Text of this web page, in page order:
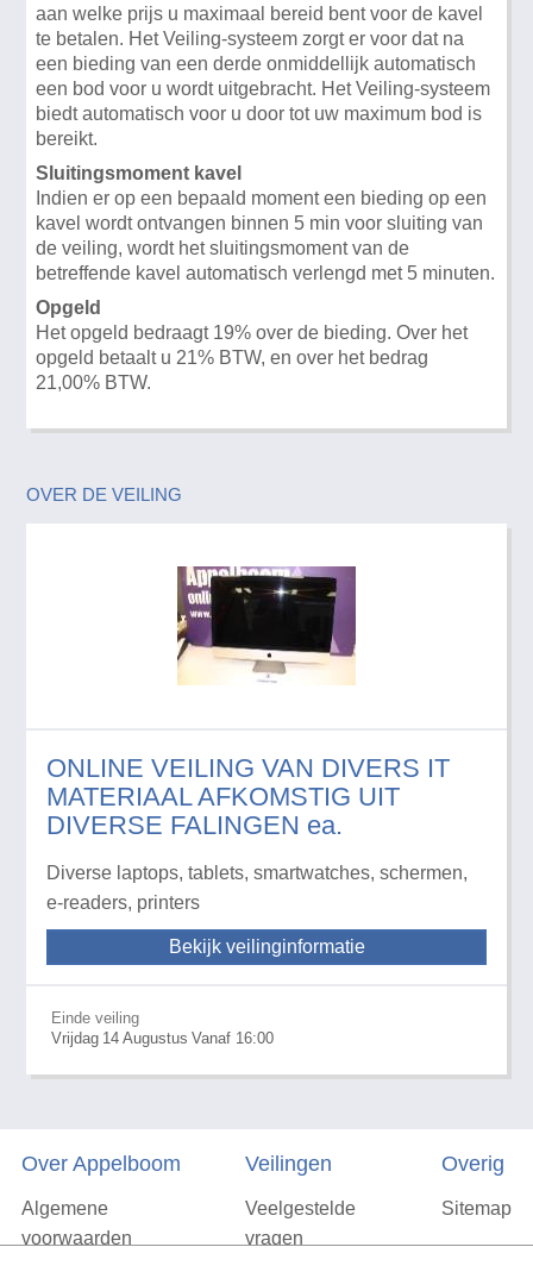
aan welke prijs u maximaal bereid bent voor de kavel
te betalen. Het Veiling-systeem zorgt er voor dat na
een bieding van een derde onmiddellijk automatisch
een bod voor u wordt uitgebracht. Het Veiling-systeem
biedt automatisch voor u door tot uw maximum bod is
bereikt.
Sluitingsmoment kavel
Indien er op een bepaald moment een bieding op een
kavel wordt ontvangen binnen 5 min voor sluiting van
de veiling, wordt het sluitingsmoment van de
betreffende kavel automatisch verlengd met 5 minuten.
Opgeld
Het opgeld bedraagt 19% over de bieding. Over het
opgeld betaalt u 21% BTW, en over het bedrag
21,00% BTW.
OVER DE VEILING
ONLINE VEILING VAN DIVERS IT
MATERIAAL AFKOMSTIG UIT
DIVERSE FALINGEN ea.
Diverse laptops, tablets, smartwatches, schermen,
e-readers, printers
Bekijk veilinginformatie
Einde veiling
Vrijdag 14 Augustus Vanaf 16:00
Over Appelboom
Algemene
voorwaarden
Veilingen
Veelgestelde
vragen
Overig
Sitemap